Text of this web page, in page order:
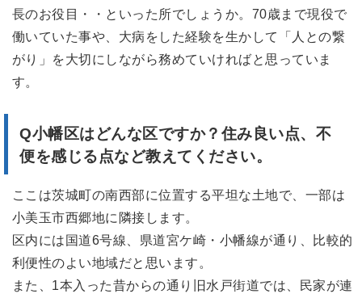
長のお役目・・といった所でしょうか。70歳まで現役で
働いていた事や、大病をした経験を生かして「人との繋
がり」を大切にしながら務めていければと思っていま
す。
Q小幡区はどんな区ですか？ 住み良い点、不
便を感じる点など教えてください。
ここは茨城町の南西部に位置する平坦な土地で、一部は
小美玉市西郷地に隣接します。
区内には国道6号線、県道宮ケ崎・小幡線が通り、比較的
利便性のよい地域だと思います。
また、1本入った昔からの通り旧水戸街道では、民家が連